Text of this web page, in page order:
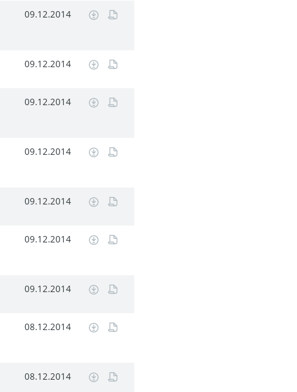
09.12.2014
09.12.2014
09.12.2014
09.12.2014
09.12.2014
09.12.2014
09.12.2014
08.12.2014
08.12.2014